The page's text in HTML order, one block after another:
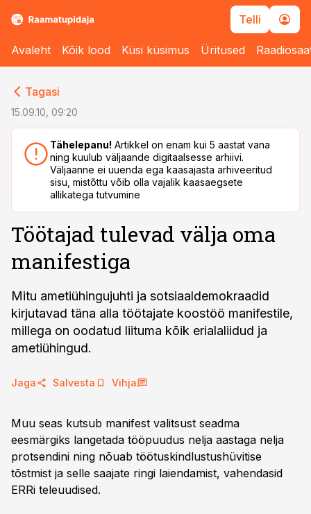
Telli
Avaleht Kõik lood Küsi küsimus Üritused
Tagasi
15.09.10, 09:20
Tähelepanu! Artikkel on enam kui 5 aastat vana
ning kuulub väljaande digitaalsesse arhiivi.
Väljaanne ei uuenda ega kaasajasta arhiveeritud
sisu, mistõttu võib olla vajalik kaasaegsete
allikatega tutvumine
Töötajad tulevad välja oma
manifestiga
Mitu ametiühingujuhti ja sotsiaaldemokraadid
kirjutavad täna alla töötajate koostöö manifestile,
millega on oodatud liituma kõik erialaliidud ja
ametiühingud.
Jaga Salvesta Vihja
Muu seas kutsub manifest valitsust seadma
eesmärgiks langetada tööpuudus nelja aastaga nelja
protsendini ning nõuab töötuskindlustushüvitise
tõstmist ja selle saajate ringi laiendamist, vahendasid
ERRi teleuudised.